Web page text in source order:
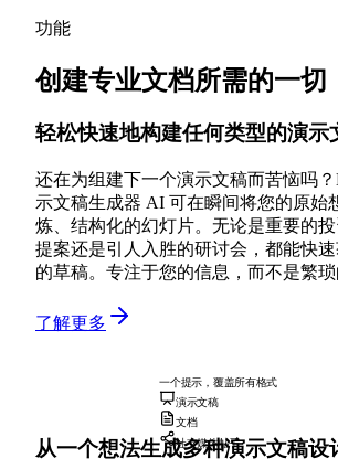
功能
创建专业文档所需的一切
轻松快速地构建任何类型的演示
还在为组建下一个演示文稿而苦恼吗？
示文稿生成器 AI 可在瞬间将您的原始
炼、结构化的幻灯片。无论是重要的
提案还是引人入胜的研讨会，都能快
的草稿。专注于您的信息，而不是繁琐
了解更多
一个提示，覆盖所有格式
演示文稿
文档
社交媒体帖子
从一个想法生成多种演示文稿设